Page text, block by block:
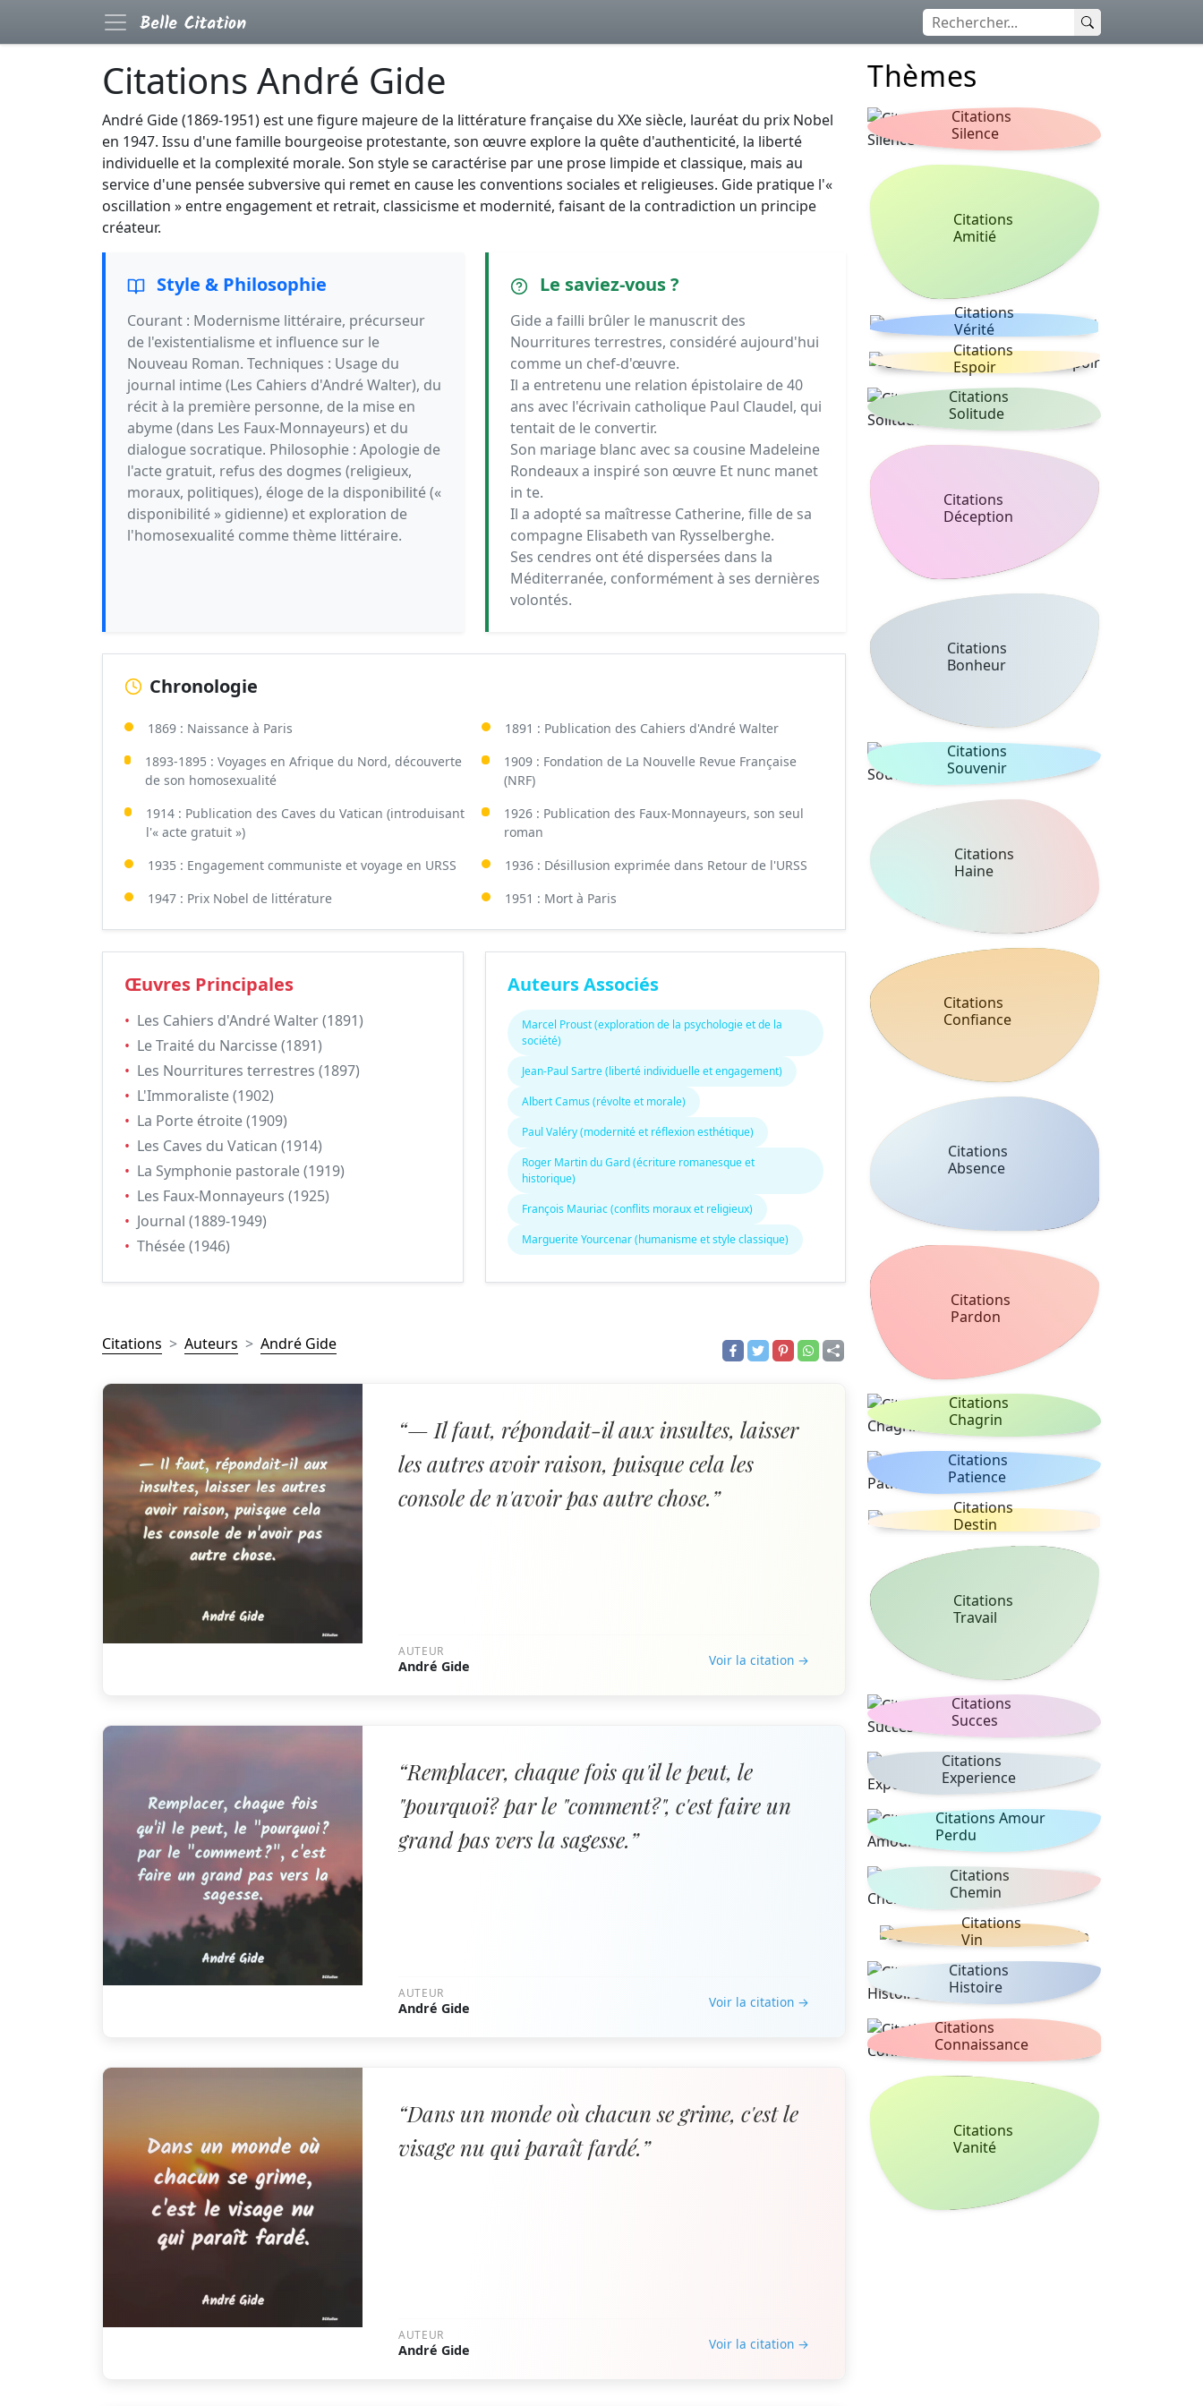
Citations André Gide
André Gide (1869-1951) est une figure majeure de la littérature française du XXe siècle, lauréat du prix Nobel
en 1947. Issu d'une famille bourgeoise protestante, son œuvre explore la quête d'authenticité, la liberté
individuelle et la complexité morale. Son style se caractérise par une prose limpide et classique, mais au
service d'une pensée subversive qui remet en cause les conventions sociales et religieuses. Gide pratique l'«
oscillation » entre engagement et retrait, classicisme et modernité, faisant de la contradiction un principe
créateur.
Style & Philosophie
Courant : Modernisme littéraire, précurseur
de l'existentialisme et influence sur le
Nouveau Roman. Techniques : Usage du
journal intime (Les Cahiers d'André Walter), du
récit à la première personne, de la mise en
abyme (dans Les Faux-Monnayeurs) et du
dialogue socratique. Philosophie : Apologie de
l'acte gratuit, refus des dogmes (religieux,
moraux, politiques), éloge de la disponibilité («
disponibilité » gidienne) et exploration de
l'homosexualité comme thème littéraire.
Le saviez-vous ?
Gide a failli brûler le manuscrit des
Nourritures terrestres, considéré aujourd'hui
comme un chef-d'œuvre.
Il a entretenu une relation épistolaire de 40
ans avec l'écrivain catholique Paul Claudel, qui
tentait de le convertir.
Son mariage blanc avec sa cousine Madeleine
Rondeaux a inspiré son œuvre Et nunc manet
in te.
Il a adopté sa maîtresse Catherine, fille de sa
compagne Elisabeth van Rysselberghe.
Ses cendres ont été dispersées dans la
Méditerranée, conformément à ses dernières
volontés.
Chronologie
1869 : Naissance à Paris
1891 : Publication des Cahiers d'André Walter
1893-1895 : Voyages en Afrique du Nord, découverte
de son homosexualité
1909 : Fondation de La Nouvelle Revue Française
(NRF)
1914 : Publication des Caves du Vatican (introduisant
l'« acte gratuit »)
1926 : Publication des Faux-Monnayeurs, son seul
roman
1935 : Engagement communiste et voyage en URSS
1936 : Désillusion exprimée dans Retour de l'URSS
1947 : Prix Nobel de littérature
1951 : Mort à Paris
Œuvres Principales
• Les Cahiers d'André Walter (1891)
• Le Traité du Narcisse (1891)
• Les Nourritures terrestres (1897)
• L'Immoraliste (1902)
• La Porte étroite (1909)
• Les Caves du Vatican (1914)
• La Symphonie pastorale (1919)
• Les Faux-Monnayeurs (1925)
• Journal (1889-1949)
• Thésée (1946)
Auteurs Associés
Marcel Proust (exploration de la psychologie et de la
société)
Jean-Paul Sartre (liberté individuelle et engagement)
Albert Camus (révolte et morale)
Paul Valéry (modernité et réflexion esthétique)
Roger Martin du Gard (écriture romanesque et
historique)
François Mauriac (conflits moraux et religieux)
Marguerite Yourcenar (humanisme et style classique)
Citations Auteurs André Gide
“— Il faut, répondait-il aux insultes, laisser
les autres avoir raison, puisque cela les
console de n'avoir pas autre chose.”
AUTEUR
André Gide Voir la citation →
“Remplacer, chaque fois qu'il le peut, le
"pourquoi? par le "comment?", c'est faire un
grand pas vers la sagesse.”
AUTEUR
André Gide Voir la citation →
“Dans un monde où chacun se grime, c'est le
visage nu qui paraît fardé.”
AUTEUR
André Gide Voir la citation →
Thèmes
Citations
Silence
Citations
Amitié
Citations
Vérité
Citations
Espoir
Citations
Solitude
Citations
Déception
Citations
Bonheur
Citations
Souvenir
Citations
Haine
Citations
Confiance
Citations
Absence
Citations
Pardon
Citations
Chagrin
Citations
Patience
Citations
Destin
Citations
Travail
Citations
Succes
Citations
Experience
Citations Amour
Perdu
Citations
Chemin
Citations
Vin
Citations
Histoire
Citations
Connaissance
Citations
Vanité